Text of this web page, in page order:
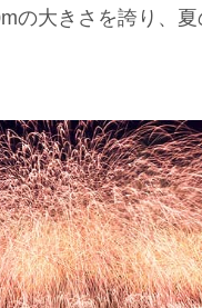
の大きさを誇り、